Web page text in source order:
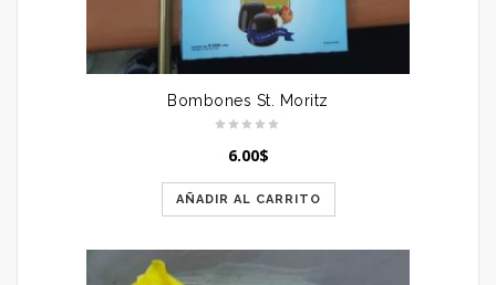
Bombones St. Moritz
6.00$
AÑADIR AL CARRITO